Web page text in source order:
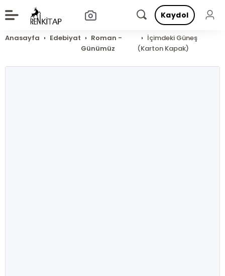
Kaydol
Anasayfa Edebiyat
Roman -
Günümüz
İçimdeki Güneş
(Karton Kapak)